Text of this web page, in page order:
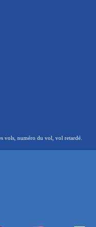
vols, numéro du vol, vol retardé.